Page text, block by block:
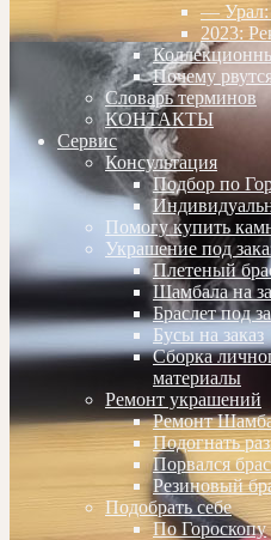
— Урал:
2023:
Почему
Словарь терминов
КОНТАКТЫ
Сервис
Консультация
Подбор по
Помогу купить
Украшение под
Плетеный
Шамбала на
Браслет под
Бусы на заказ
Сборка
материалы
Ремонт украшений
Ремонт
Подогнать
Порвался
Резиновый
Подобрать себе
По Гороскопу